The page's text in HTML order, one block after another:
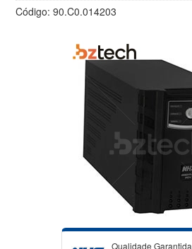
Código: 90.C0.014203
Qualidade Garantida